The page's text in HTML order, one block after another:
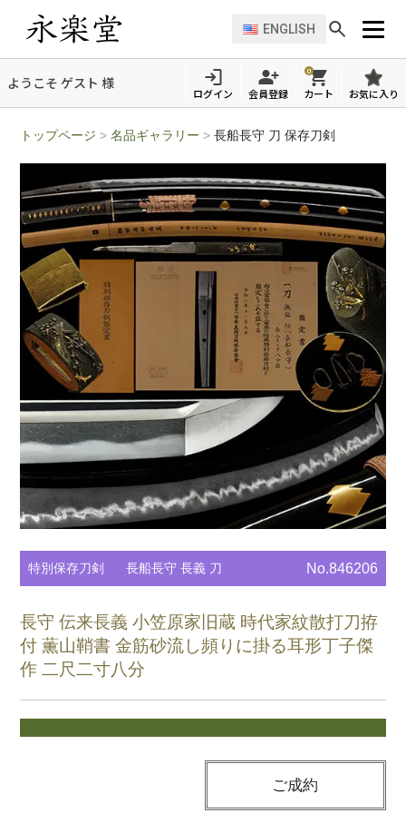
ENGLISH
ようこそ ゲスト 様
ログイン 会員登録
0
カート お気に入り
トップページ >名品ギャラリー >長船長守 刀 保存刀剣
特別保存刀剣 長船長守 長義 刀 No.846206
長守 伝来長義 小笠原家旧蔵 時代家紋散打刀拵
付 薫山鞘書 金筋砂流し頻りに掛る耳形丁子傑
作 二尺二寸八分
ご成約